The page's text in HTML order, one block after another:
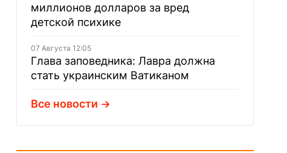
миллионов долларов за вред
детской психике
07 Августа 12:05
Глава заповедника: Лавра должна
стать украинским Ватиканом
Все новости